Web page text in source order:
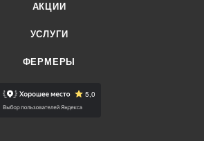
АКЦИИ
УСЛУГИ
ФЕРМЕРЫ